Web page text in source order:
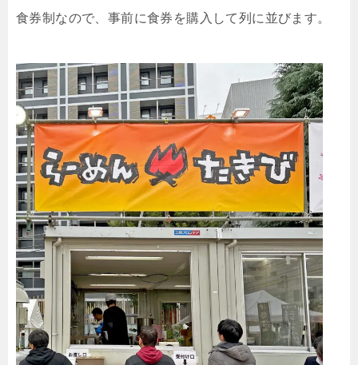
食券制なので、事前に食券を購入して列に並びます。